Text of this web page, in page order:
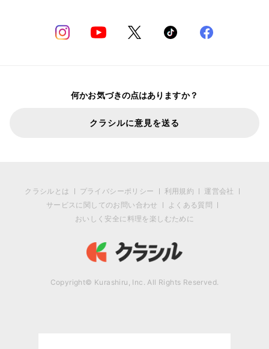
何かお気づきの点はありますか？
クラシルに意見を送る
クラシルとは プライバシーポリシー 利用規約
運営会社
サービスに関してのお問い合わせ
よくある質問
おいしく安全に料理を楽しむために
Copyright© Kurashiru, Inc. All Rights Reserved.